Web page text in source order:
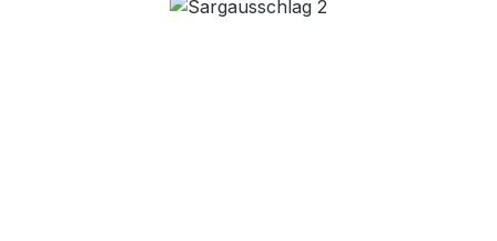
Bildergalerie überspringen